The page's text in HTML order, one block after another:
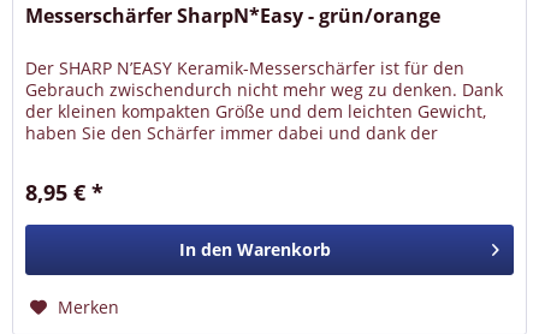
Messerschärfer SharpN*Easy - grün/orange
Der SHARP N’EASY Keramik-Messerschärfer ist für den
Gebrauch zwischendurch nicht mehr weg zu denken. Dank
der kleinen kompakten Größe und dem leichten Gewicht,
haben Sie den Schärfer immer dabei und dank der
8,95 € *
In den Warenkorb
Merken